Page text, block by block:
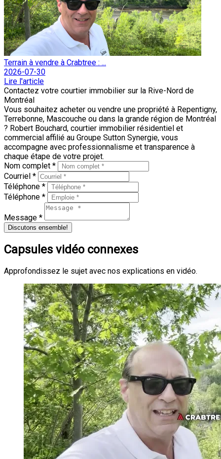
Terrain à vendre à Crabtree : ...
2026-07-30
Lire l'article
Contactez votre courtier immobilier sur la Rive-Nord de
Montréal
Vous souhaitez acheter ou vendre une propriété à Repentigny,
Terrebonne, Mascouche ou dans la grande région de Montréal
? Robert Bouchard, courtier immobilier résidentiel et
commercial affilié au Groupe Sutton Synergie, vous
accompagne avec professionnalisme et transparence à
chaque étape de votre projet.
Nom complet *
Courriel *
Téléphone *
Téléphone *
Message *
Discutons ensemble!
Capsules vidéo connexes
Approfondissez le sujet avec nos explications en vidéo.